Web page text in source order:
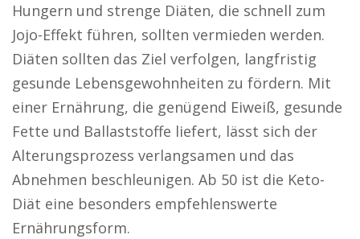
Hungern und strenge Diäten, die schnell zum
Jojo-Effekt führen, sollten vermieden werden.
Diäten sollten das Ziel verfolgen, langfristig
gesunde Lebensgewohnheiten zu fördern. Mit
einer Ernährung, die genügend Eiweiß, gesunde
Fette und Ballaststoffe liefert, lässt sich der
Alterungsprozess verlangsamen und das
Abnehmen beschleunigen. Ab 50 ist die Keto-
Diät eine besonders empfehlenswerte
Ernährungsform.